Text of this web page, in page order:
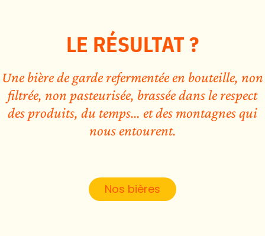
LE RÉSULTAT ?
Une bière de garde refermentée en bouteille, non
filtrée, non pasteurisée, brassée dans le respect
des produits, du temps… et des montagnes qui
nous entourent.
Nos bières